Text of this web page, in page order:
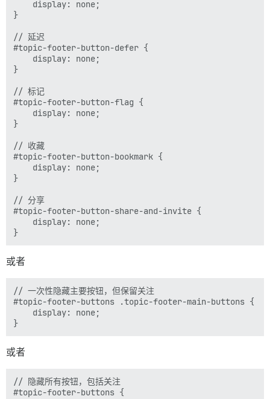
}
// 延迟
#topic-footer-button-defer {
}
// 标记
#topic-footer-button-flag {
}
// 收藏
#topic-footer-button-bookmark {
}
// 分享
#topic-footer-button-share-and-invite {
或者
// 一次性隐藏主要按钮，但保留关注
#topic-footer-buttons .topic-footer-main-buttons {
或者
// 隐藏所有按钮，包括关注
#topic-footer-buttons {